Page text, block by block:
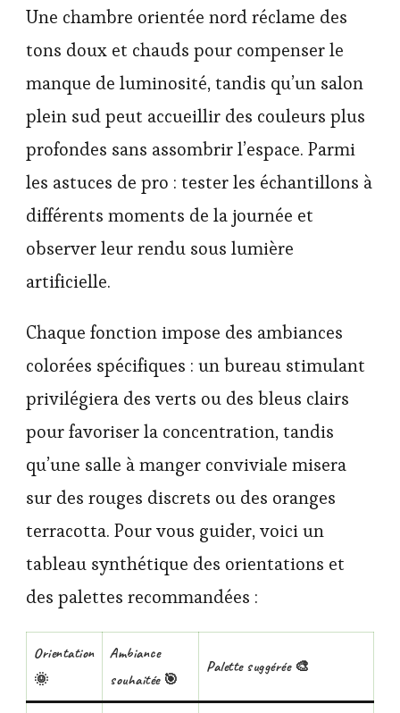
Une chambre orientée nord réclame des
tons doux et chauds pour compenser le
manque de luminosité, tandis qu’un salon
plein sud peut accueillir des couleurs plus
profondes sans assombrir l’espace. Parmi
les astuces de pro : tester les échantillons à
différents moments de la journée et
observer leur rendu sous lumière
artificielle.
Chaque fonction impose des ambiances
colorées spécifiques : un bureau stimulant
privilégiera des verts ou des bleus clairs
pour favoriser la concentration, tandis
qu’une salle à manger conviviale misera
sur des rouges discrets ou des oranges
terracotta. Pour vous guider, voici un
tableau synthétique des orientations et
des palettes recommandées :
Orientation
🌞
Ambiance
souhaitée 🎯
Palette suggérée 🎨